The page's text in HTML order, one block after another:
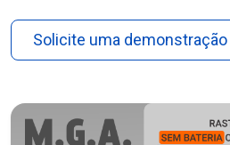
Solicite uma demonstração